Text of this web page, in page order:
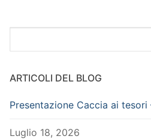
ARTICOLI DEL BLOG
Presentazione Caccia ai
Luglio 18, 2026